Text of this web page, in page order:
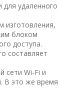
удаленного
изготовления,
блоком
доступа.
составляет
сети Wi-Fi и
В это же время